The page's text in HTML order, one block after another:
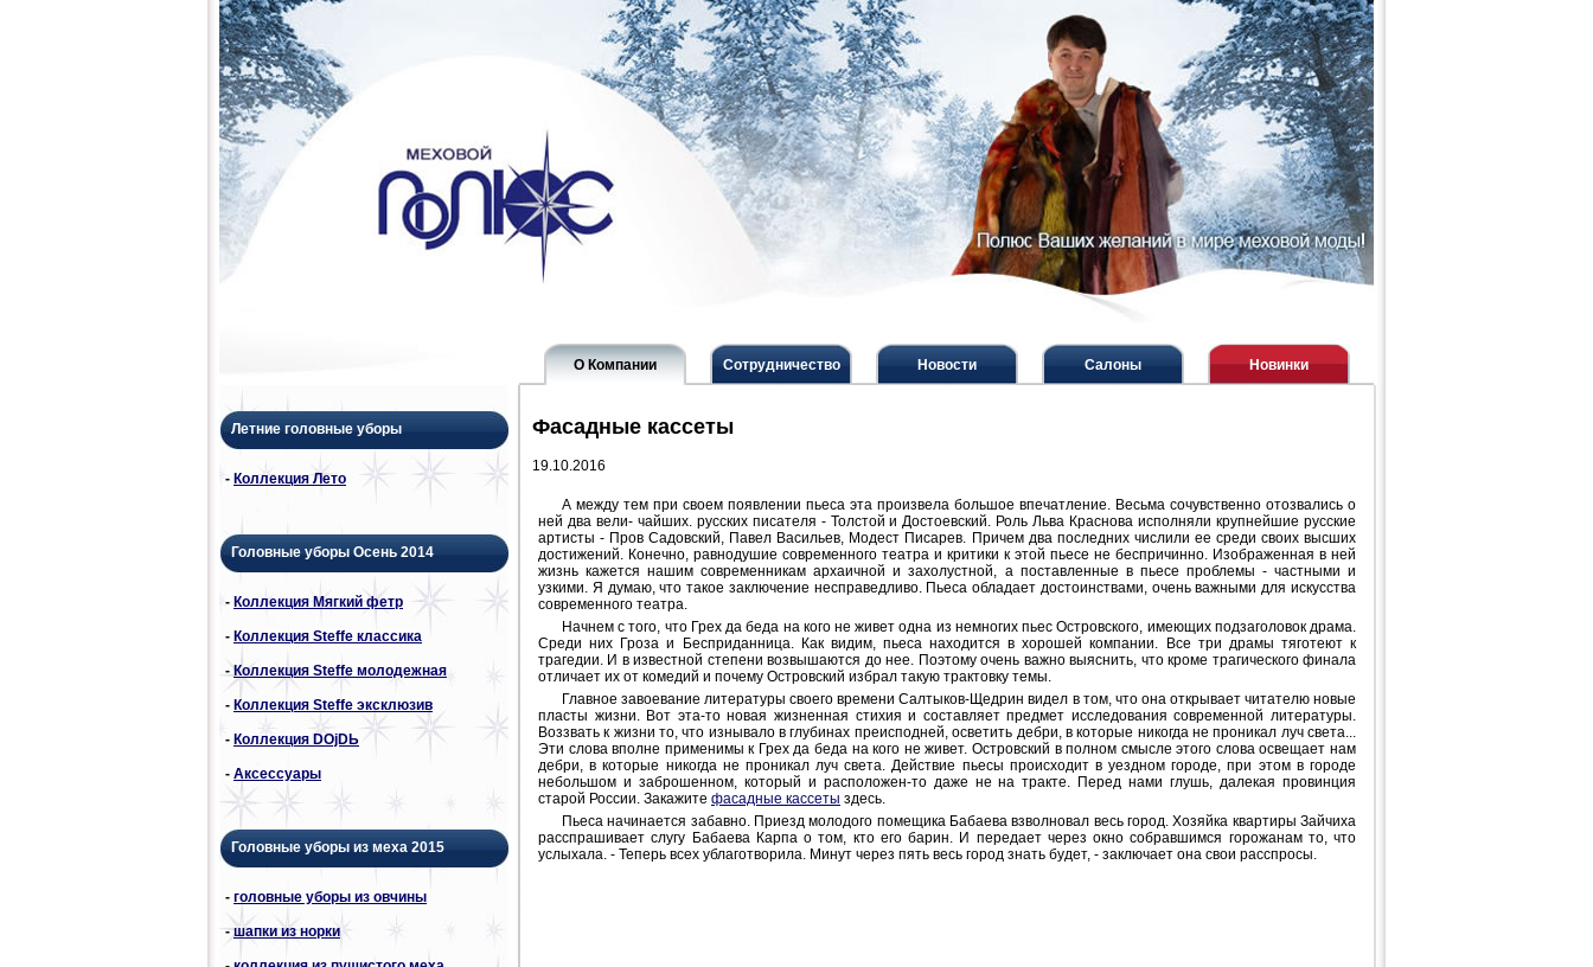
О Компании Сотрудничество Новости Салоны Новинки
Летние головные уборы
- Коллекция Лето
Головные уборы Осень 2014
- Коллекция Мягкий фетр
- Коллекция Steffe классика
-Коллекция Steffe молодежная
- Коллекция Steffe эксклюзив
- Коллекция DОjDЬ
- Аксессуары
Головные уборы из меха 2015
- головные уборы из овчины
-шапки из норки
Фасадные кассеты
19.10.2016
А между тем при своем появлении пьеса эта произвела большое впечатление. Весьма сочувственно отозвались о
ней два вели- чайших. русских писателя - Толстой и Достоевский. Роль Льва Краснова исполняли крупнейшие русские
артисты - Пров Садовский, Павел Васильев, Модест Писарев. Причем два последних числили ее среди своих высших
достижений. Конечно, равнодушие современного театра и критики к этой пьесе не беспричинно. Изображенная в ней
жизнь кажется нашим современникам архаичной и захолустной, а поставленные в пьесе проблемы - частными и
узкими. Я думаю, что такое заключение несправедливо. Пьеса обладает достоинствами, очень важными для искусства
современного театра.
Начнем с того, что Грех да беда на кого не живет одна из немногих пьес Островского, имеющих подзаголовок драма.
Среди них Гроза и Бесприданница. Как видим, пьеса находится в хорошей компании. Все три драмы тяготеют к
трагедии. И в известной степени возвышаются до нее. Поэтому очень важно выяснить, что кроме трагического финала
отличает их от комедий и почему Островский избрал такую трактовку темы.
Главное завоевание литературы своего времени Салтыков-Щедрин видел в том, что она открывает читателю новые
пласты жизни. Вот эта-то новая жизненная стихия и составляет предмет исследования современной литературы.
Воззвать к жизни то, что изнывало в глубинах преисподней, осветить дебри, в которые никогда не проникал луч света...
Эти слова вполне применимы к Грех да беда на кого не живет. Островский в полном смысле этого слова освещает нам
дебри, в которые никогда не проникал луч света. Действие пьесы происходит в уездном городе, при этом в городе
небольшом и заброшенном, который и расположен-то даже не на тракте. Перед нами глушь, далекая провинция
старой России. Закажите фасадные кассеты здесь.
Пьеса начинается забавно. Приезд молодого помещика Бабаева взволновал весь город. Хозяйка квартиры Зайчиха
расспрашивает слугу Бабаева Карпа о том, кто его барин. И передает через окно собравшимся горожанам то, что
услыхала. - Теперь всех ублаготворила. Минут через пять весь город знать будет, - заключает она свои расспросы.